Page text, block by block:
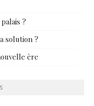
?
solution ?
ère